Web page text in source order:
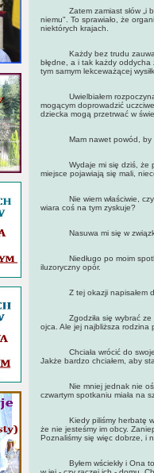
Zatem zamiast słów „i
niemu". To sprawiało, że
niektórych krajach.
Każdy bez trudu zauważa,
błędne, a i tak każdy
tym samym lekceważącej
Uwielbiałem rozpoczynać
mogącym doprowadzić
dziecka mogą przetrwać w
Mam nawet powód, by
Wydaje mi się dziś, że
miejsce pojawiają się mali,
Nie wiem właściwie, czy
wiara coś na tym zyskuje?
Nasuwa mi się w związku
Niedługo po moim
iluzoryczny opór.
Z tej okazji napisałem do
Zgodziła się wybrać ze
ojca. Ale jej najbliższa rodzina
Chciała wrócić do swojego
Jakże bardzo chciałem, aby
Nie mniej jednak nie
czwartym spotkaniu miała na
Kiedy piliśmy herbatę w
że nie jesteśmy im obcy.
Poznaliśmy się więc dobrze, i
Byłem wściekły i Ona to